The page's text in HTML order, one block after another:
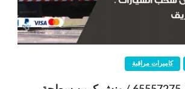
كاميرات مراقبة